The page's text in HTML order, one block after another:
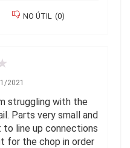
NO ÚTIL (0)
2021
struggling with the
Parts very small and
line up connections
for the chop in order